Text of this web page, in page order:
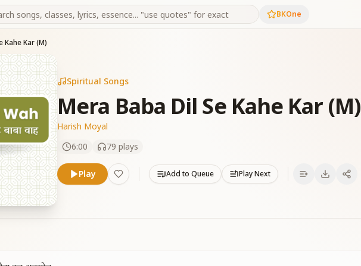
BKOne
Kahe Kar (M)
Spiritual Songs
Mera Baba Dil Se Kahe Kar (M)
Harish Moyal
6:00
79 plays
Play Add to Queue Play Next